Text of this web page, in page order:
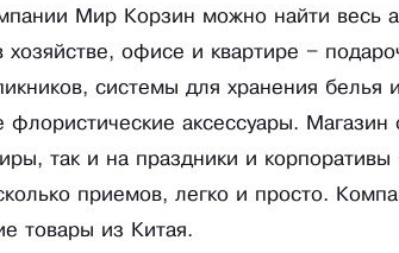
Мир Корзин можно найти весь
хозяйстве, офисе и квартире –
системы для хранения белья
флористические аксессуары. Магазин
так и на праздники и
приемов, легко и просто.
товары из Китая.